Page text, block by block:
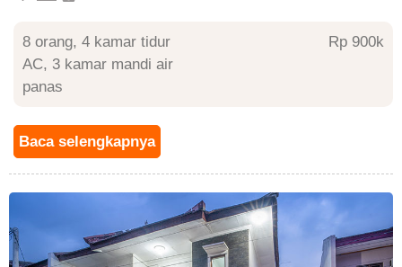
8 orang, 4 kamar tidur
AC, 3 kamar mandi air
panas
Rp 900
Baca selengkapnya